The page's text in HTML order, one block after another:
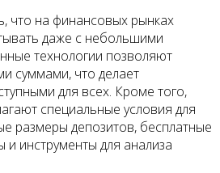
что на финансовых рынках
даже с небольшими
технологии позволяют
суммами, что делает
для всех. Кроме того,
специальные условия для
размеры депозитов, бесплатные
инструменты для анализа